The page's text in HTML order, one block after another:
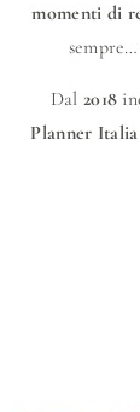
momenti di
Dal 2018
Planner Italia